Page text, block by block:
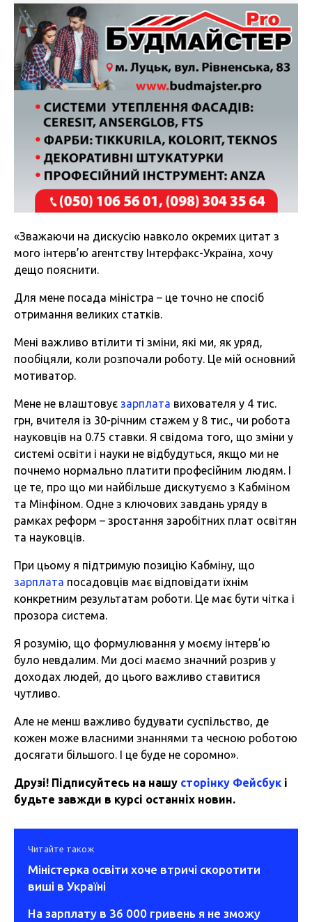
«Зважаючи на дискусію навколо окремих цитат з
мого інтерв’ю агентству Інтерфакс-Україна, хочу
дещо пояснити.
Для мене посада міністра – це точно не спосіб
отримання великих статків.
Мені важливо втілити ті зміни, які ми, як уряд,
пообіцяли, коли розпочали роботу. Це мій основний
мотиватор.
Мене не влаштовує зарплата вихователя у 4 тис.
грн, вчителя із 30-річним стажем у 8 тис., чи робота
науковців на 0.75 ставки. Я свідома того, що зміни у
системі освіти і науки не відбудуться, якщо ми не
почнемо нормально платити професійним людям. І
це те, про що ми найбільше дискутуємо з Кабміном
та Мінфіном. Одне з ключових завдань уряду в
рамках реформ – зростання заробітних плат освітян
та науковців.
При цьому я підтримую позицію Кабміну, що
зарплата посадовців має відповідати їхнім
конкретним результатам роботи. Це має бути чітка і
прозора система.
Я розумію, що формулювання у моєму інтерв’ю
було невдалим. Ми досі маємо значний розрив у
доходах людей, до цього важливо ставитися
чутливо.
Але не менш важливо будувати суспільство, де
кожен може власними знаннями та чесною роботою
досягати більшого. І це буде не соромно».
Друзі! Підписуйтесь на нашу сторінку Фейсбук і
будьте завжди в курсі останніх новин.
Читайте також
Міністерка освіти хоче втричі скоротити
виші в Україні
На зарплату в 36 000 гривень я не зможу